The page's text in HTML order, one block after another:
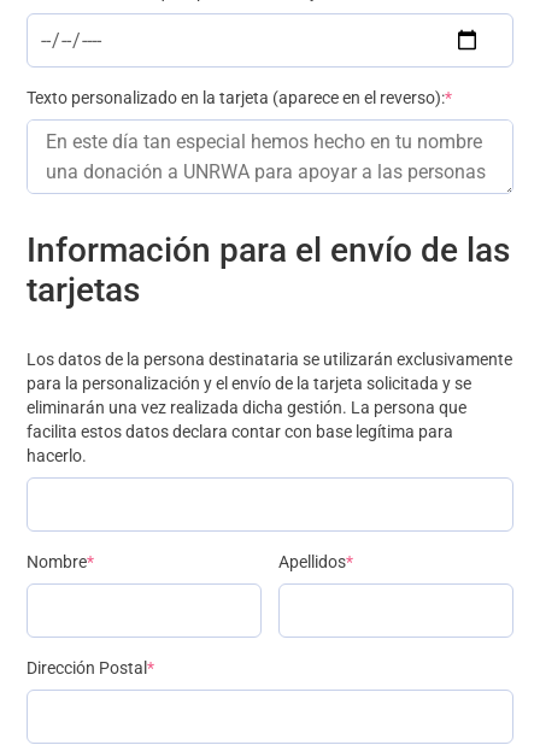
Texto personalizado en la tarjeta (aparece en el reverso):*
Información para el envío de las
tarjetas
Los datos de la persona destinataria se utilizarán exclusivamente
para la personalización y el envío de la tarjeta solicitada y se
eliminarán una vez realizada dicha gestión. La persona que
facilita estos datos declara contar con base legítima para
hacerlo.
Nombre* Apellidos*
Dirección Postal *